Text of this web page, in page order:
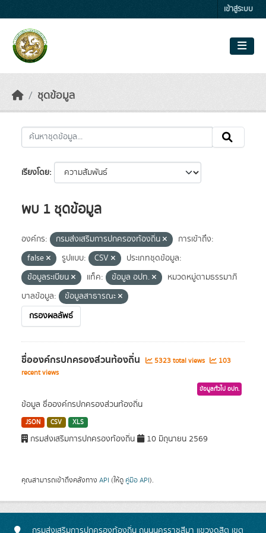
เข้าสู่ระบบ
ชุดข้อมูล
เรียงโดย
พบ 1 ชุดข้อมูล
องค์กร: กรมส่งเสริมการปกครองท้องถิ่น
การเข้าถึง:
false
รูปแบบ: CSV
ประเภทชุดข้อมูล:
ข้อมูลระเบียน
แท็ค: ข้อมูล อปท.
หมวดหมู่ตามธรรมาภิ
บาลข้อมูล:
ข้อมูลสาธารณะ
กรองผลลัพธ์
ชื่อองค์กรปกครองส่วนท้องถิ่น 5323 total views
103
recent views
ข้อมูลทั่วไป อปท.
ข้อมูล ชื่อองค์กรปกครองส่วนท้องถิ่น
JSON CSV XLS
กรมส่งเสริมการปกครองท้องถิ่น 10 มิถุนายน 2569
คุณสามารถเข้าถึงคลังทาง API (ให้ดู คู่มือ API).
กรมส่งเสริมการปกครองท้องถิ่น ถนนนครราชสีมา แขวงดุสิต เขต